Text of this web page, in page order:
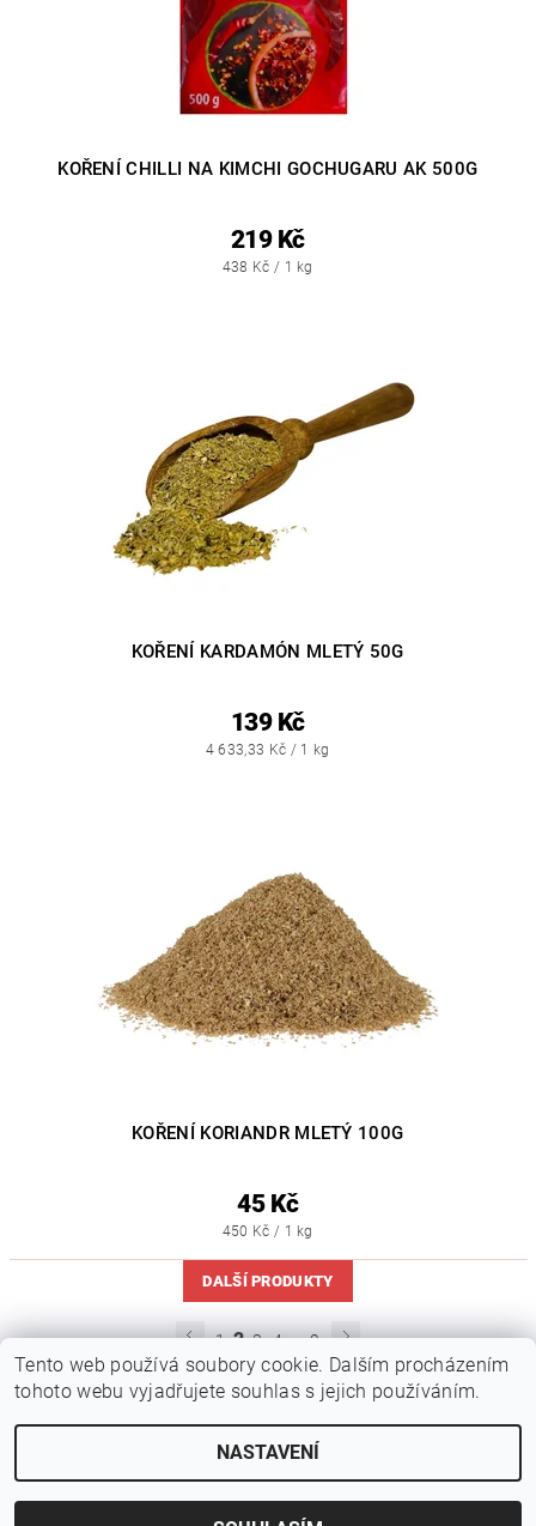
KOŘENÍ CHILLI NA KIMCHI GOCHUGARU AK 500G
219 Kč
438 Kč / 1 kg
KOŘENÍ KARDAMÓN MLETÝ 50G
139 Kč
4 633,33 Kč / 1 kg
KOŘENÍ KORIANDR MLETÝ 100G
45 Kč
450 Kč / 1 kg
DALŠÍ PRODUKTY
1 2 3 4 ... 9
2026 © Kvalitní suroviny na sushi - sushiraj.cz, všechna práva vyhrazena
Tento web používá soubory cookie. Dalším procházením
tohoto webu vyjadřujete souhlas s jejich používáním.
NASTAVENÍ